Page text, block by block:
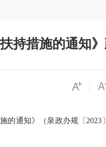
持措施的通知
的通知》（泉政办规〔2023